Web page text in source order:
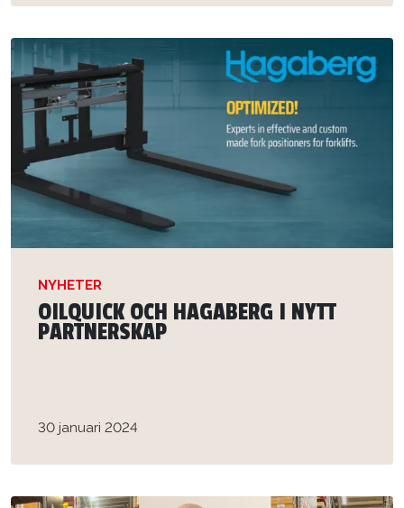
NYHETER
OILQUICK OCH HAGABERG I NYTT
PARTNERSKAP
30 januari 2024